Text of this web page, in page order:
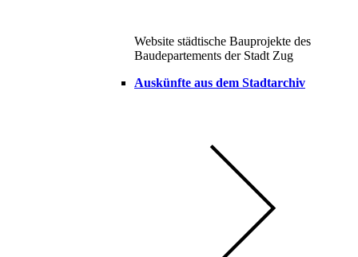
Website städtische Bauprojekte des
Baudepartements der Stadt Zug
Auskünfte aus dem Stadtarchiv